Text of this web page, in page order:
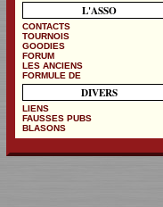
L'ASSO
CONTACTS
TOURNOIS
GOODIES
FORUM
LES ANCIENS
FORMULE DE
DIVERS
LIENS
FAUSSES PUBS
BLASONS